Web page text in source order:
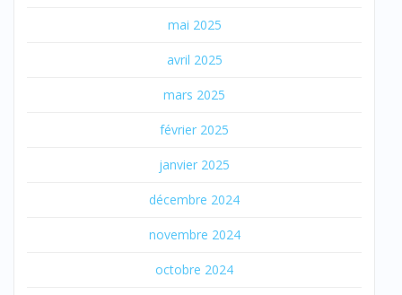
mai 2025
avril 2025
mars 2025
février 2025
janvier 2025
décembre 2024
novembre 2024
octobre 2024